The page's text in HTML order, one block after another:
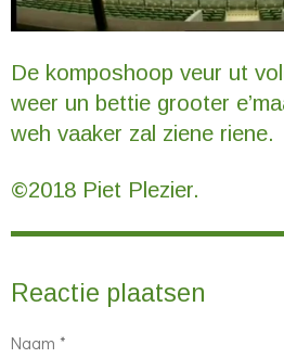
De komposhoop veur ut
weer un bettie grooter
weh vaaker zal ziene riene.
©2018 Piet Plezier.
Reactie plaatsen
Naam *